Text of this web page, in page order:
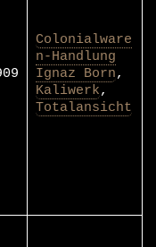
Colonialware
n-Handlung
Ignaz Born,
Kaliwerk,
Totalansicht